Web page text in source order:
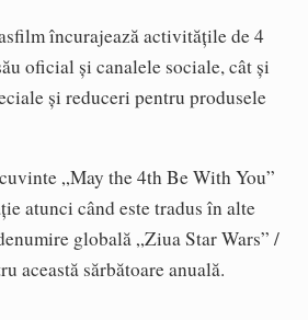
încurajează activitățile de 4
oficial și canalele sociale, cât și
și reduceri pentru produsele
„May the 4th Be With You”
atunci când este tradus în alte
globală „Ziua Star Wars” /
această sărbătoare anuală.